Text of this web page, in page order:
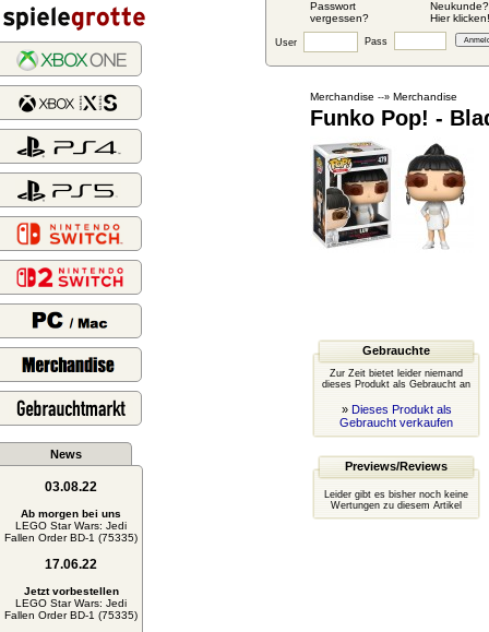
Passwort
vergessen?
Neukunde?
Hier klicken!
User Pass
News
03.08.22
Ab morgen bei uns
LEGO Star Wars: Jedi
Fallen Order BD-1 (75335)
17.06.22
Jetzt vorbestellen
LEGO Star Wars: Jedi
Fallen Order BD-1 (75335)
Merchandise --» Merchandise
Funko Pop! -
Gebrauchte
Zur Zeit bietet leider niemand
dieses Produkt als Gebraucht an
» Dieses Produkt als
Gebraucht verkaufen
Previews/Reviews
Leider gibt es bisher noch keine
Wertungen zu diesem Artikel